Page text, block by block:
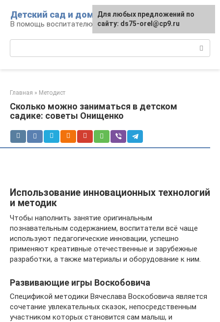
контенту
Детский сад и дом
В помощь воспитателю и родителям
Главная » Методист
Сколько можно заниматься в детском
садике: советы Онищенко
Использование инновационных технологий
и методик
Чтобы наполнить занятие оригинальным
познавательным содержанием, воспитатели всё чаще
используют педагогические инновации, успешно
применяют креативные отечественные и зарубежные
разработки, а также материалы и оборудование к ним.
Развивающие игры Воскобовича
Спецификой методики Вячеслава Воскобовича является
сочетание увлекательных сказок, непосредственным
участником которых становится сам малыш, и
Для любых предложений по
сайту: ds75-orel@cp9.ru